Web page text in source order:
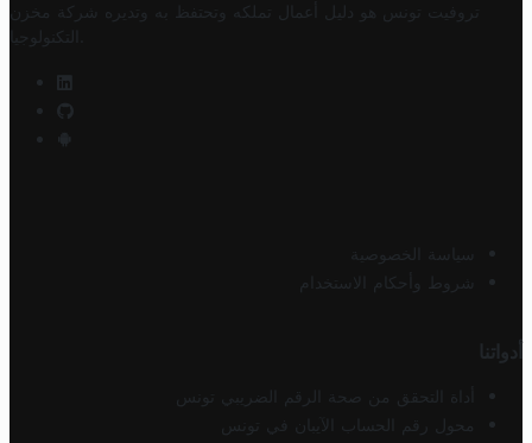
تروفيت تونس هو دليل أعمال تملكه وتحتفظ به وتديره
شركة مخزن
التكنولوجيا
سياسة الخصوصية
شروط وأحكام الاستخدام
أدواتنا
أداة التحقق من صحة الرقم الضريبي تونس
محول رقم الحساب الآيبان في تونس